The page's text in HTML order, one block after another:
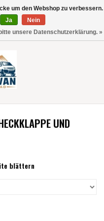
UND
blättern
um den Webshop zu verbessern.
Ja
Nein
unsere Datenschutzerklärung. »